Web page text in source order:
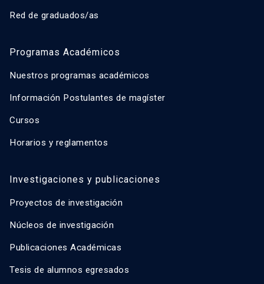
Red de graduados/as
Programas Académicos
Nuestros programas académicos
Información Postulantes de magíster
Cursos
Horarios y reglamentos
Investigaciones y publicaciones
Proyectos de investigación
Núcleos de investigación
Publicaciones Académicas
Tesis de alumnos egresados